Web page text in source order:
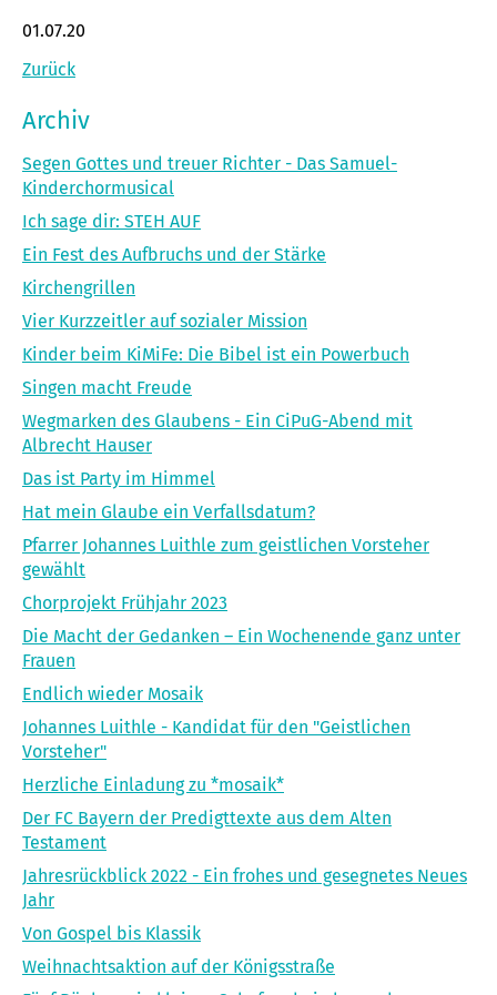
01.07.20
Zurück
Archiv
Segen Gottes und treuer Richter - Das Samuel-
Kinderchormusical
Ich sage dir: STEH AUF
Ein Fest des Aufbruchs und der Stärke
Kirchengrillen
Vier Kurzzeitler auf sozialer Mission
Kinder beim KiMiFe: Die Bibel ist ein Powerbuch
Singen macht Freude
Wegmarken des Glaubens - Ein CiPuG-Abend mit
Albrecht Hauser
Das ist Party im Himmel
Hat mein Glaube ein Verfallsdatum?
Pfarrer Johannes Luithle zum geistlichen Vorsteher
gewählt
Chorprojekt Frühjahr 2023
Die Macht der Gedanken – Ein Wochenende ganz unter
Frauen
Endlich wieder Mosaik
Johannes Luithle - Kandidat für den "Geistlichen
Vorsteher"
Herzliche Einladung zu *mosaik*
Der FC Bayern der Predigttexte aus dem Alten
Testament
Jahresrückblick 2022 - Ein frohes und gesegnetes Neues
Jahr
Von Gospel bis Klassik
Weihnachtsaktion auf der Königsstraße